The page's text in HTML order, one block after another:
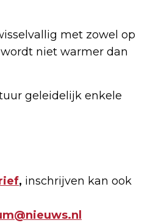
met zowel op
niet warmer dan
geleidelijk enkele
, inschrijven kan ook